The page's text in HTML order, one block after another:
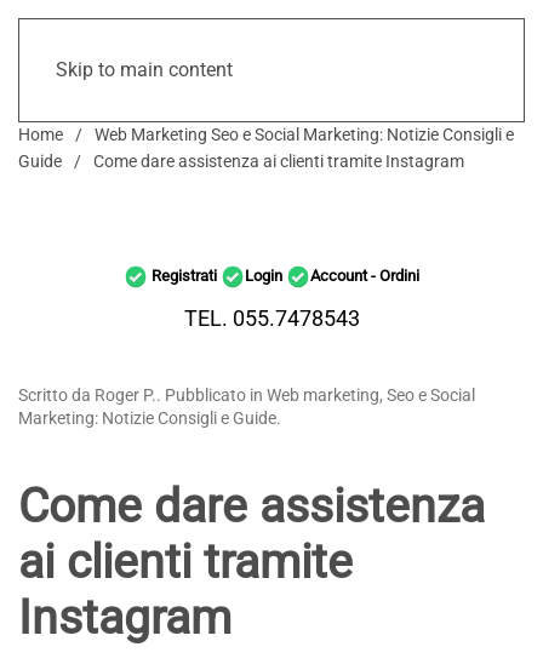
Skip to main content
Home
Web Marketing Seo e Social Marketing: Notizie Consigli e
Guide
Come dare assistenza ai clienti tramite Instagram
Registrati Login Account - Ordini
TEL. 055.7478543
Scritto da Roger P.. Pubblicato in Web marketing, Seo e Social
Marketing: Notizie Consigli e Guide.
Come dare assistenza
ai clienti tramite
Instagram